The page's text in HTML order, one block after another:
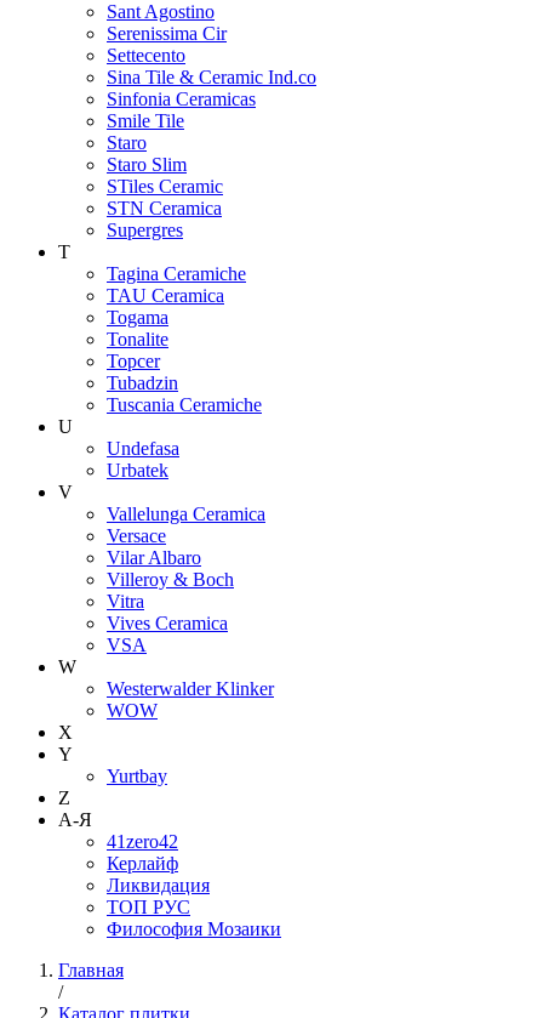
Sant Agostino
Serenissima Cir
Settecento
Sina Tile & Ceramic Ind.co
Sinfonia Ceramicas
Smile Tile
Staro
Staro Slim
STiles Ceramic
STN Ceramica
Supergres
T
Tagina Ceramiche
TAU Ceramica
Togama
Tonalite
Topcer
Tubadzin
Tuscania Ceramiche
U
Undefasa
Urbatek
V
Vallelunga Ceramica
Versace
Vilar Albaro
Villeroy & Boch
Vitra
Vives Ceramica
VSA
W
Westerwalder Klinker
WOW
X
Y
Yurtbay
Z
А-Я
41zero42
Керлайф
Ликвидация
ТОП РУС
Философия Мозаики
Главная
/
Каталог плитки